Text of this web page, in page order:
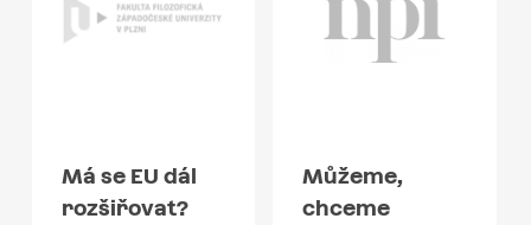
Má se EU dál
rozšiřovat?
Můžeme,
chceme